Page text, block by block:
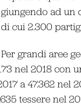
giungendo ad un
di cui 2.300
Per grandi aree
nel 2018 con
a 47.362 nel
tessere nel